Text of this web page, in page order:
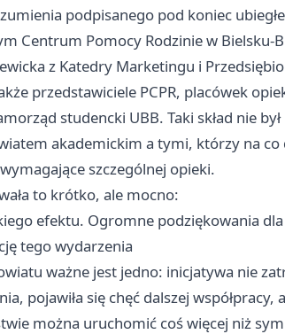
podpisanego pod koniec
Centrum Pomocy Rodzinie w Bielsku-
z Katedry Marketingu i
przedstawiciele PCPR, placówek
studencki UBB. Taki skład nie
akademickim a tymi, którzy na co
szczególnej opieki.
to krótko, ale mocno:
efektu. Ogromne podziękowania
tego wydarzenia
ważne jest jedno: inicjatywa nie
pojawiła się chęć dalszej współpracy,
można uruchomić coś więcej niż